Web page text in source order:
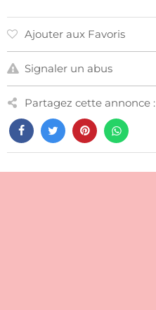
Ajouter aux Favoris
Signaler un abus
Partagez cette annonce :